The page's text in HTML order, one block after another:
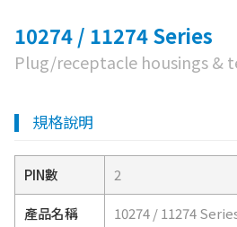
10274 / 11274 Series
Plug/receptacle housings &
規格說明
PIN數 2
產品名稱 10274 / 11274